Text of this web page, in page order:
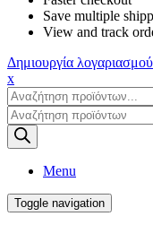
Save multiple
View and track
Δημιουργία λογαριασμού
x
Products
search
Menu
Toggle navigation